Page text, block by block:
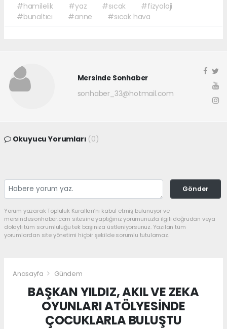
#hamilelik #yaz #sıcak
#fizyoloji
#bunaltıcı
#anne #sıcak hava
Mersinde Sonhaber
sonhaber_33@hotmail.com
Okuyucu Yorumları (0)
Gönder
Yorum yazarak Topluluk Kuralları’nı kabul etmiş bulunuyor ve
mersindesonhaber.com sitesine yaptığınız yorumunuzla ilgili doğrudan veya
dolaylı tüm sorumluluğu tek başınıza üstleniyorsunuz. Yazılan tüm
yorumlardan site yönetimi hiçbir şekilde sorumlu tutulamaz.
Anasayfa Gündem
BAŞKAN YILDIZ, AKIL VE ZEKA
OYUNLARI ATÖLYESİNDE
ÇOCUKLARLA BULUŞTU